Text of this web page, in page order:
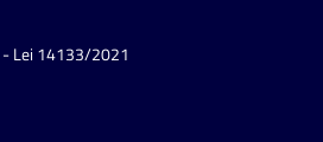
- Lei 14133/2021